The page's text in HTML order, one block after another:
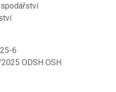
6
ODSH OSH